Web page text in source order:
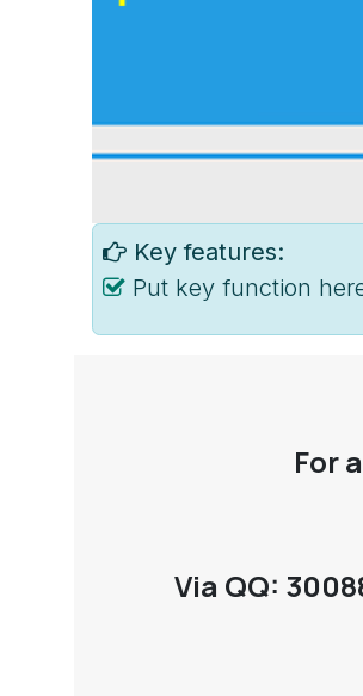
Key features:
Put key function
For
Via QQ: